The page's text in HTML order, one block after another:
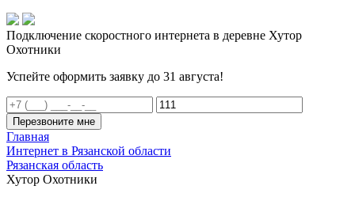
Подключение скоростного интернета в деревне Хутор
Охотники
Успейте оформить заявку до 31 августа!
Перезвоните мне
Главная
Интернет в Рязанской области
Рязанская область
Хутор Охотники